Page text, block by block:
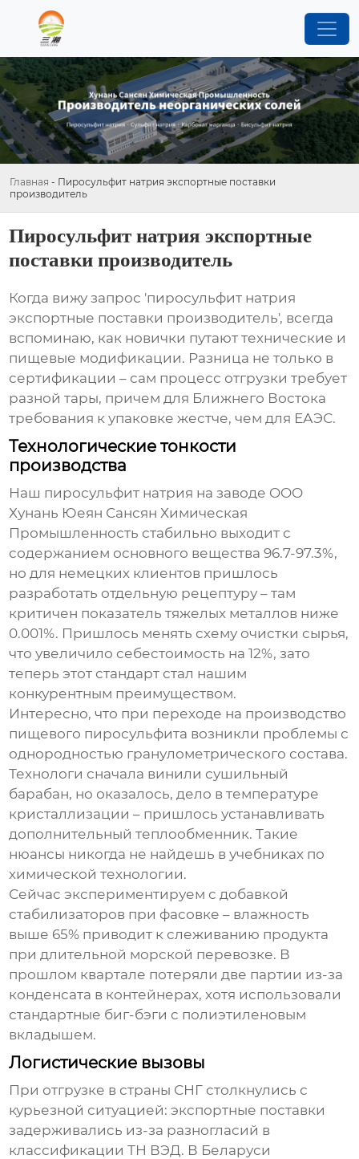
Главная - Пиросульфит натрия экспортные поставки
производитель
Пиросульфит натрия экспортные
поставки производитель
Когда вижу запрос 'пиросульфит натрия
экспортные поставки производитель', всегда
вспоминаю, как новички путают технические и
пищевые модификации. Разница не только в
сертификации – сам процесс отгрузки требует
разной тары, причем для Ближнего Востока
требования к упаковке жестче, чем для ЕАЭС.
Технологические тонкости
производства
Наш пиросульфит натрия на заводе OOO
Хунань Юеян Сансян Химическая
Промышленность стабильно выходит с
содержанием основного вещества 96.7-97.3%,
но для немецких клиентов пришлось
разработать отдельную рецептуру – там
критичен показатель тяжелых металлов ниже
0.001%. Пришлось менять схему очистки сырья,
что увеличило себестоимость на 12%, зато
теперь этот стандарт стал нашим
конкурентным преимуществом.
Интересно, что при переходе на производство
пищевого пиросульфита возникли проблемы с
однородностью гранулометрического состава.
Технологи сначала винили сушильный
барабан, но оказалось, дело в температуре
кристаллизации – пришлось устанавливать
дополнительный теплообменник. Такие
нюансы никогда не найдешь в учебниках по
химической технологии.
Сейчас экспериментируем с добавкой
стабилизаторов при фасовке – влажность
выше 65% приводит к слеживанию продукта
при длительной морской перевозке. В
прошлом квартале потеряли две партии из-за
конденсата в контейнерах, хотя использовали
стандартные биг-бэги с полиэтиленовым
вкладышем.
Логистические вызовы
При отгрузке в страны СНГ столкнулись с
курьезной ситуацией:экспортные поставки
задерживались из-за разногласий в
классификации ТН ВЭД. В Беларуси